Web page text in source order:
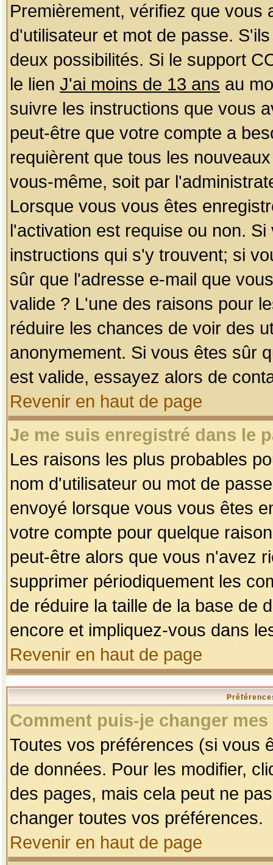
Premièrement, vérifiez que
d'utilisateur et mot de passe.
deux possibilités. Si le support
le lien J'ai moins de 13 ans au
suivre les instructions que vous
peut-être que votre compte a
requièrent que tous les
vous-même, soit par
Lorsque vous vous êtes
l'activation est requise ou non.
instructions qui s'y trouvent; si
sûr que l'adresse e-mail que
valide ? L'une des raisons pour
réduire les chances de voir des
anonymement. Si vous êtes sûr
est valide, essayez alors de
Revenir en haut de page
Je me suis enregistré dans le
Les raisons les plus probables
nom d'utilisateur ou mot de
envoyé lorsque vous vous êtes
votre compte pour quelque
peut-être alors que vous n'avez
supprimer périodiquement les
de réduire la taille de la base de
encore et impliquez-vous dans
Revenir en haut de page
Comment puis-je changer
Toutes vos préférences (si vous
de données. Pour les modifier,
des pages, mais cela peut ne
changer toutes vos préférences.
Revenir en haut de page